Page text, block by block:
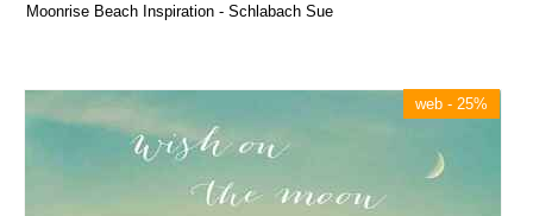
Moonrise Beach Inspiration - Schlabach Sue
web - 25%